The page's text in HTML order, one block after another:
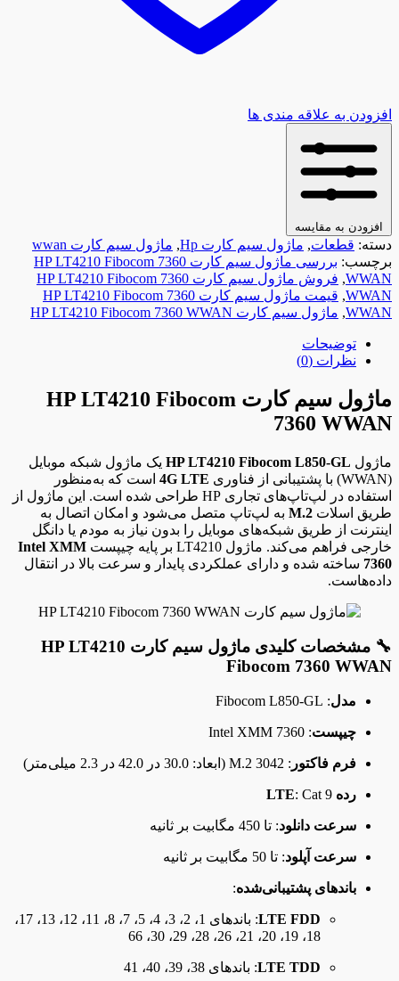
افزودن به علاقه مندی ها
افزودن به مقایسه
دسته: قطعات, ماژول سیم کارت Hp , ماژول سیم کارت wwan
برچسب:
بررسی ماژول سیم کارت HP LT4210 Fibocom 7360
WWAN
,
فروش ماژول سیم کارت HP LT4210 Fibocom 7360
WWAN
,
قیمت ماژول سیم کارت HP LT4210 Fibocom 7360
WWAN
, ماژول سیم کارت HP LT4210 Fibocom 7360 WWAN
توضیحات
نظرات (0)
ماژول سیم کارت HP LT4210 Fibocom
7360 WWAN
ماژول HP LT4210 Fibocom L850-GL یک ماژول شبکه موبایل
(WWAN) با پشتیبانی از فناوری
4G LTE است که به‌منظور
استفاده در لپ‌تاپ‌های تجاری HP طراحی شده است. این ماژول از
طریق اسلات M.2 به لپ‌تاپ متصل می‌شود و امکان اتصال به
اینترنت از طریق شبکه‌های موبایل را بدون نیاز به مودم یا دانگل
خارجی فراهم می‌کند. ماژول LT4210 بر پایه چیپست
Intel XMM
7360 ساخته شده و دارای عملکردی پایدار و سرعت بالا در انتقال
داده‌هاست.
🔧 مشخصات کلیدی ماژول سیم کارت HP LT4210
Fibocom 7360 WWAN
مدل: Fibocom L850-GL
چیپست: Intel XMM 7360
فرم فاکتور : M.2 3042 (ابعاد: 30.0 در 42.0 در 2.3 میلی‌متر)
رده LTE : Cat 9
سرعت دانلود: تا 450 مگابیت بر ثانیه
سرعت آپلود: تا 50 مگابیت بر ثانیه
باندهای پشتیبانی‌شده:
LTE FDD
: باندهای 1، 2، 3، 4، 5، 7، 8، 11، 12، 13، 17،
18، 19، 20، 21، 26، 28، 29، 30، 66
LTE TDD: باندهای 38، 39، 40، 41